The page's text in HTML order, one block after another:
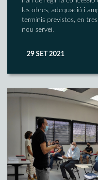
les obres, adequació i
terminis previstos, en
nou servei.
29 SET 2021